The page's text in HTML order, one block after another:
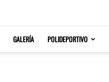
GALERÍA POLIDEPORTIVO